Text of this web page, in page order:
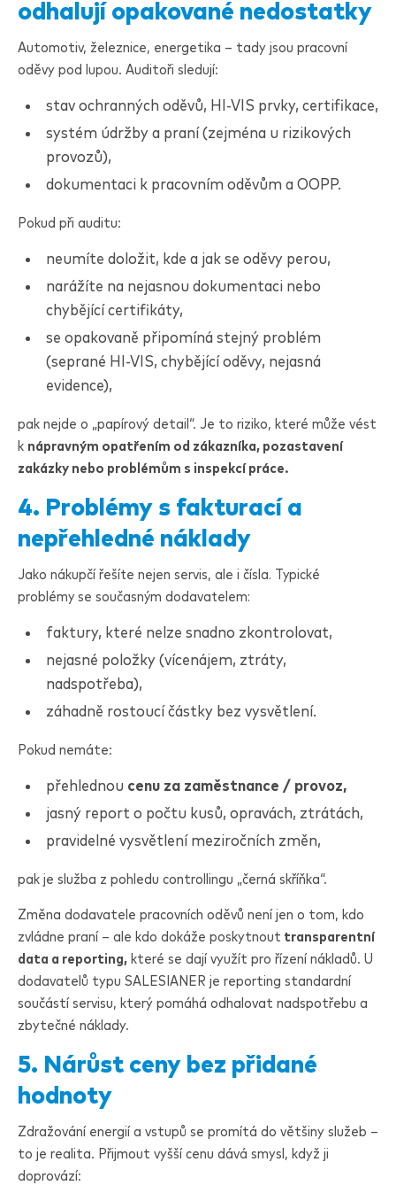
odhalují opakované nedostatky
Automotiv, železnice, energetika – tady jsou pracovní
oděvy pod lupou. Auditoři sledují:
stav ochranných oděvů, HI-VIS prvky, certifikace,
systém údržby a praní (zejména u rizikových
provozů),
dokumentaci k pracovním oděvům a OOPP.
Pokud při auditu:
neumíte doložit, kde a jak se oděvy perou,
narážíte na nejasnou dokumentaci nebo
chybějící certifikáty,
se opakovaně připomíná stejný problém
(seprané HI-VIS, chybějící oděvy, nejasná
evidence),
pak nejde o „papírový detail“. Je to riziko, které může vést
k nápravným opatřením od zákazníka, pozastavení
zakázky nebo problémům s inspekcí práce.
4. Problémy s fakturací a
nepřehledné náklady
Jako nákupčí řešíte nejen servis, ale i čísla. Typické
problémy se současným dodavatelem:
faktury, které nelze snadno zkontrolovat,
nejasné položky (vícenájem, ztráty,
nadspotřeba),
záhadně rostoucí částky bez vysvětlení.
Pokud nemáte:
přehlednou cenu za zaměstnance / provoz,
jasný report o počtu kusů, opravách, ztrátách,
pravidelné vysvětlení meziročních změn,
pak je služba z pohledu controllingu „černá skříňka“.
Změna dodavatele pracovních oděvů není jen o tom, kdo
zvládne praní – ale kdo dokáže poskytnout transparentní
data a reporting, které se dají využít pro řízení nákladů. U
dodavatelů typu SALESIANER je reporting standardní
součástí servisu, který pomáhá odhalovat nadspotřebu a
zbytečné náklady.
5. Nárůst ceny bez přidané
hodnoty
Zdražování energií a vstupů se promítá do většiny služeb –
to je realita. Přijmout vyšší cenu dává smysl, když ji
doprovází: